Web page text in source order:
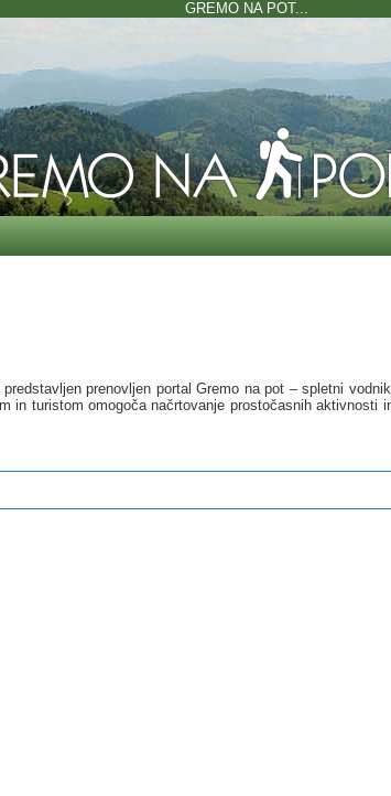
GREMO NA POT...
prenovljen portal Gremo na pot – spletni
in turistom omogoča načrtovanje prostočasnih aktivnosti